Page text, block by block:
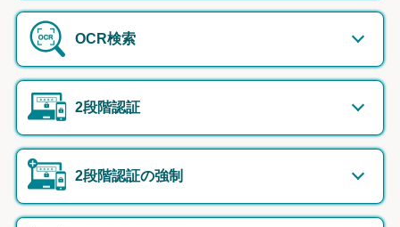
OCR検索
2段階認証
2段階認証の強制